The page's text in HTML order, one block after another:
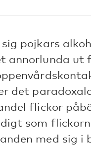
pojkars
annorlunda ut
det
flickor
som
med sig i